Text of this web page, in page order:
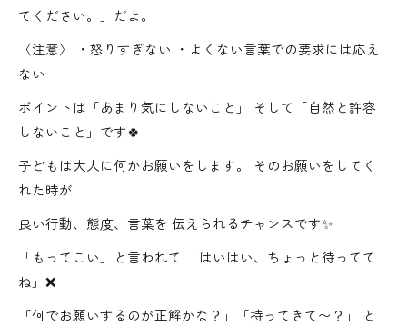
てください。」だよ。
〈注意〉 ・怒りすぎない ・よくない言葉での要求には応え
ない
ポイントは「あまり気にしないこと」 そして「自然と許容
しないこと」です🍀
子どもは大人に何かお願いをします。 そのお願いをしてく
れた時が
良い行動、態度、言葉を 伝えられるチャンスです✨
「もってこい」と言われて 「はいはい、ちょっと待ってて
ね」❌
「何でお願いするのが正解かな？」「持ってきて〜？」 と